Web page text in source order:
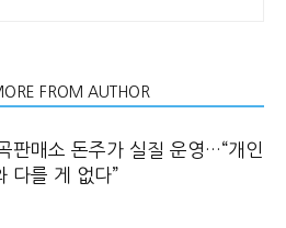
FROM AUTHOR
판매소 돈주가 실질 운영…“개인
다를 게 없다”